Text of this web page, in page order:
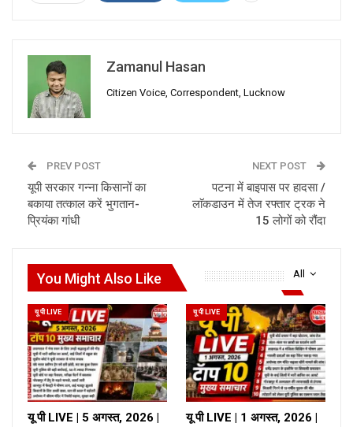
Zamanul Hasan
Citizen Voice, Correspondent, Lucknow
PREV POST
यूपी सरकार गन्ना किसानों का
बकाया तत्काल करें भुगतान-
प्रियंका गांधी
NEXT POST
पटना में बाइपास पर हादसा /
लाॅकडाउन में तेज रफ्तार ट्रक ने
15 लोगों को रौंदा
All
You Might Also Like
यू पी LIVE
यू पी LIVE | 5 अगस्त, 2026 |
यू पी LIVE
यू पी LIVE | 1 अगस्त, 2026 |